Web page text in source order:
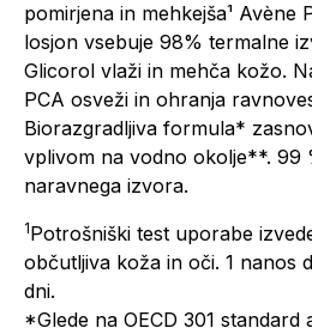
pomirjena in mehkejša¹ Avène
losjon vsebuje 98% termalne
Glicorol vlaži in mehča kožo.
PCA osveži in ohranja
Biorazgradljiva formula*
vplivom na vodno okolje**. 99
naravnega izvora.
1Potrošniški test uporabe
občutljiva koža in oči. 1 nanos
dni.
*Glede na OECD 301 standard